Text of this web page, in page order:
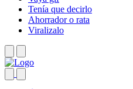
Tenía que decirlo
Ahorrador o rata
Viralizalo